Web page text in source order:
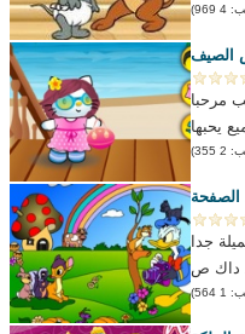
الصيف
مرحبا
الصفحة
جدا